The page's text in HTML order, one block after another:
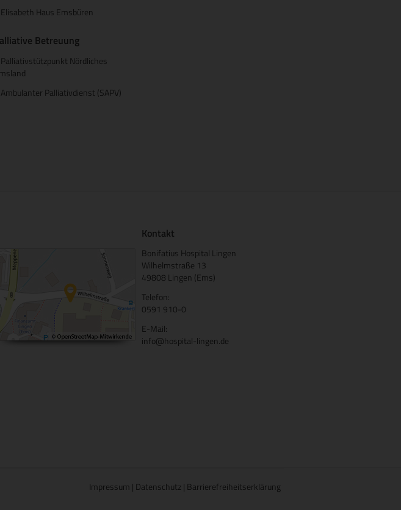
Elisabeth Haus Emsbüren
Betreuung
Palliativstützpunkt Nördliches
Ambulanter Palliativdienst (SAPV)
Kontakt
Bonifatius Hospital Lingen
Wilhelmstraße 13
49808 Lingen (Ems)
Telefon:
0591 910-0
E-Mail:
info@hospital-lingen.de
Impressum | Datenschutz| Barrierefreiheitserklärung